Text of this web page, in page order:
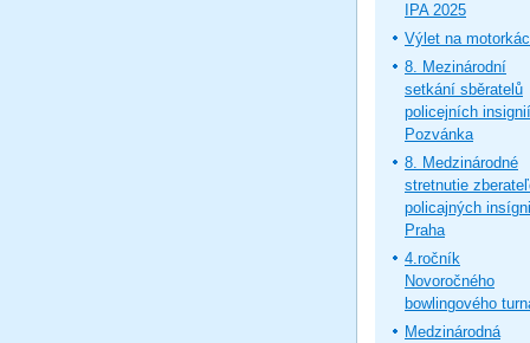
IPA 2025
Výlet na
8. Mezinárodní
setkání sběratelů
policejních
Pozvánka
8. Medzinárodné
stretnutie
policajných
Praha
4.ročník
Novoročného
bowlingového
Medzinárodná